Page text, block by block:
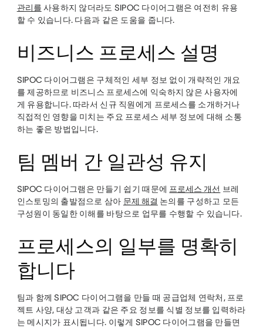
관리를 사용하지 않더라도 SIPOC 다이어그램은 여전히 유용
할 수 있습니다. 다음과 같은 도움을 줍니다.
비즈니스 프로세스 설명
SIPOC 다이어그램은 구체적인 세부 정보 없이 개략적인 개요
를 제공하므로 비즈니스 프로세스에 익숙하지 않은 사용자에
게 유용합니다. 따라서 신규 직원에게 프로세스를 소개하거나
직접적인 영향을 미치는 주요 프로세스 세부 정보에 대해 소통
하는 좋은 방법입니다.
팀 멤버 간 일관성 유지
SIPOC 다이어그램은 만들기 쉽기 때문에 프로세스 개선 브레
인스토밍의 출발점으로 삼아 문제 해결 논의를 구성하고 모든
구성원이 동일한 이해를 바탕으로 업무를 수행할 수 있습니다.
프로세스의 일부를 명확히
합니다
팀과 함께 SIPOC 다이어그램을 만들 때 공급업체 연락처, 프로
젝트 사양, 대상 고객과 같은 주요 정보를 식별 정보를 입력하라
는 메시지가 표시됩니다. 이렇게 SIPOC 다이어그램을 만들면